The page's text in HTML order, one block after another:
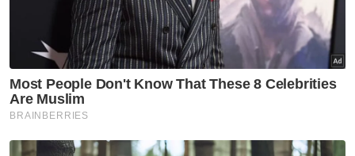
Muat turun aplikasi Sinar Harian.Klik di sini!